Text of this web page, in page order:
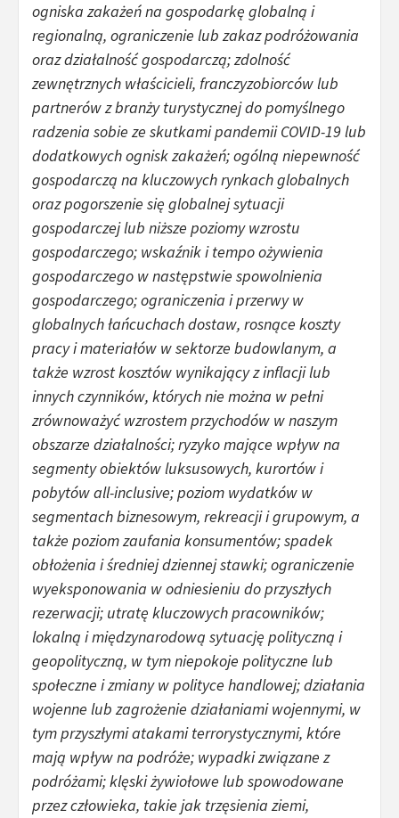
ogniska zakażeń na gospodarkę globalną i
regionalną, ograniczenie lub zakaz podróżowania
oraz działalność gospodarczą; zdolność
zewnętrznych właścicieli, franczyzobiorców lub
partnerów z branży turystycznej do pomyślnego
radzenia sobie ze skutkami pandemii COVID-19 lub
dodatkowych ognisk zakażeń; ogólną niepewność
gospodarczą na kluczowych rynkach globalnych
oraz pogorszenie się globalnej sytuacji
gospodarczej lub niższe poziomy wzrostu
gospodarczego; wskaźnik i tempo ożywienia
gospodarczego w następstwie spowolnienia
gospodarczego; ograniczenia i przerwy w
globalnych łańcuchach dostaw, rosnące koszty
pracy i materiałów w sektorze budowlanym, a
także wzrost kosztów wynikający z inflacji lub
innych czynników, których nie można w pełni
zrównoważyć wzrostem przychodów w naszym
obszarze działalności; ryzyko mające wpływ na
segmenty obiektów luksusowych, kurortów i
pobytów all-inclusive; poziom wydatków w
segmentach biznesowym, rekreacji i grupowym, a
także poziom zaufania konsumentów; spadek
obłożenia i średniej dziennej stawki; ograniczenie
wyeksponowania w odniesieniu do przyszłych
rezerwacji; utratę kluczowych pracowników;
lokalną i międzynarodową sytuację polityczną i
geopolityczną, w tym niepokoje polityczne lub
społeczne i zmiany w polityce handlowej; działania
wojenne lub zagrożenie działaniami wojennymi, w
tym przyszłymi atakami terrorystycznymi, które
mają wpływ na podróże; wypadki związane z
podróżami; klęski żywiołowe lub spowodowane
przez człowieka, takie jak trzęsienia ziemi,